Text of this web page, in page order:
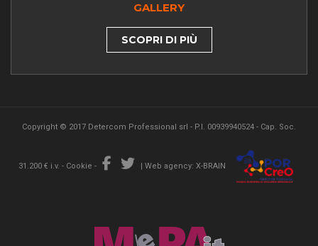
GALLERY
SCOPRI DI PIÙ
Copyright © 2017 Detercom Professional srl - P.I. 00939940524 - Cap. Soc.
31.200 € i.v. - Cookie - | Web agency: X-BRAIN